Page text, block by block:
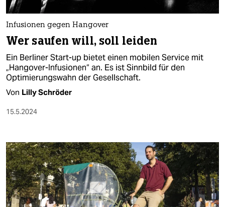
nord
wahrheit
verlag
verlag
veranstaltungen
fragen & hilfe
unterstützen
abo
Infusionen gegen Hangover
Wer saufen will, soll leiden
Ein Berliner Start-up bietet einen mobilen Service mit
„Hangover-Infusionen“ an. Es ist Sinnbild für den
Optimierungswahn der Gesellschaft.
Von Lilly Schröder
15.5.2024